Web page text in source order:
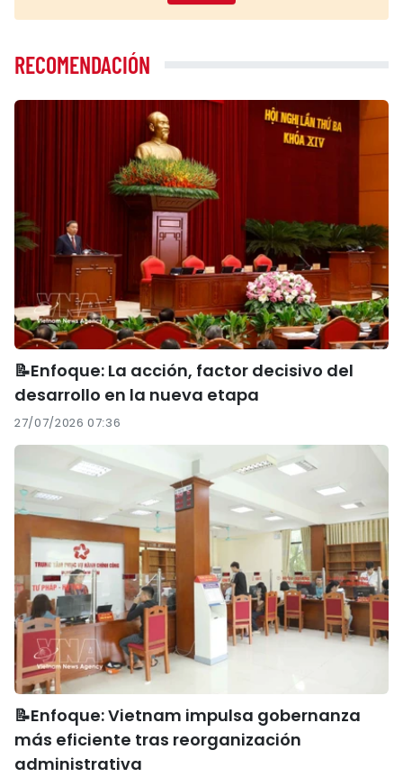
RECOMENDACIÓN
📝Enfoque: La acción, factor decisivo del
desarrollo en la nueva etapa
27/07/2026 07:36
📝Enfoque: Vietnam impulsa gobernanza
más eficiente tras reorganización
administrativa